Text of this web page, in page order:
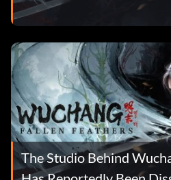
The Studio Behind